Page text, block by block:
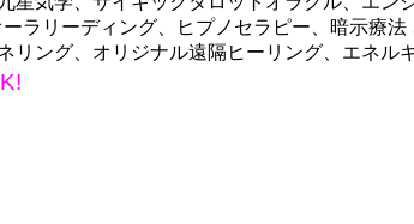
ラリーディング、ヒプノセラピー、暗示療
リング、オリジナル遠隔ヒーリング、エネル